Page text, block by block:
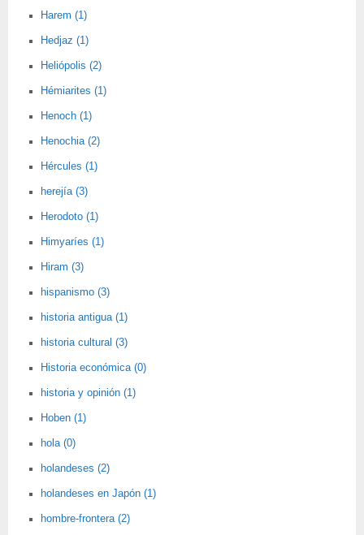
Harem (1)
Hedjaz (1)
Heliópolis (2)
Hémiarites (1)
Henoch (1)
Henochia (2)
Hércules (1)
herejía (3)
Herodoto (1)
Himyaríes (1)
Hiram (3)
hispanismo (3)
historia antigua (1)
historia cultural (3)
Historia económica (0)
historia y opinión (1)
Hoben (1)
hola (0)
holandeses (2)
holandeses en Japón (1)
hombre-frontera (2)